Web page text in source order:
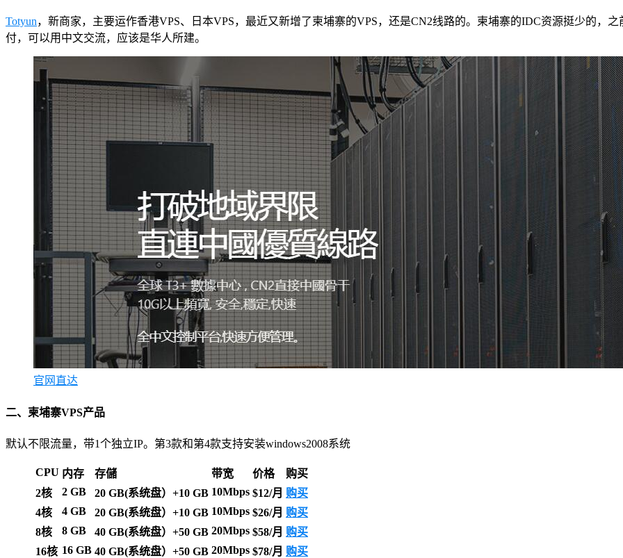
Totyun，新商家，主要运作香港VPS、日本VPS，最近又新增了柬埔寨的VPS，还是CN2线路的。柬埔寨的IDC资源挺少的，
付，可以用中文交流，应该是华人所建。
官网直达
二、柬埔寨VPS产品
默认不限流量，带1个独立IP。第3款和第4款支持安装windows2008系统
CPU 内存 存儲 带宽 价格
购买
2核
2 GB 20 GB(系统盘）+10 GB 10Mbps $12/月 购买
4核
4 GB 20 GB(系统盘）+10 GB 10Mbps $26/月 购买
8核
8 GB 40 GB(系统盘）+50 GB 20Mbps $58/月 购买
16核 16 GB 40 GB(系统盘）+50 GB 20Mbps $78/月 购买